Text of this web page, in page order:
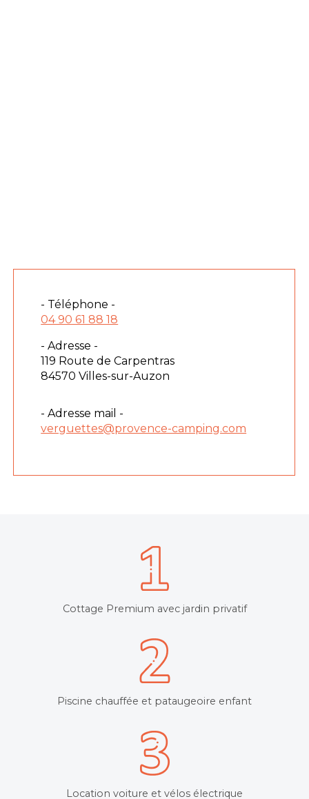
Cottage Premium avec jardin privatif
Piscine chauffée et pataugeoire enfant
Location voiture et vélos électrique
- Téléphone -
04 90 61 88 18
- Adresse -
119 Route de Carpentras
84570 Villes-sur-Auzon
- Adresse mail -
verguettes@provence-camping.com